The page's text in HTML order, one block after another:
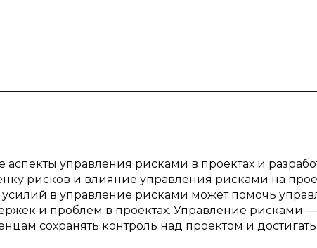
аспекты управления рисками в проектах и
рисков и влияние управления рисками на
в управление рисками может помочь
и проблем в проектах. Управление рисками —
сохранять контроль над проектом и